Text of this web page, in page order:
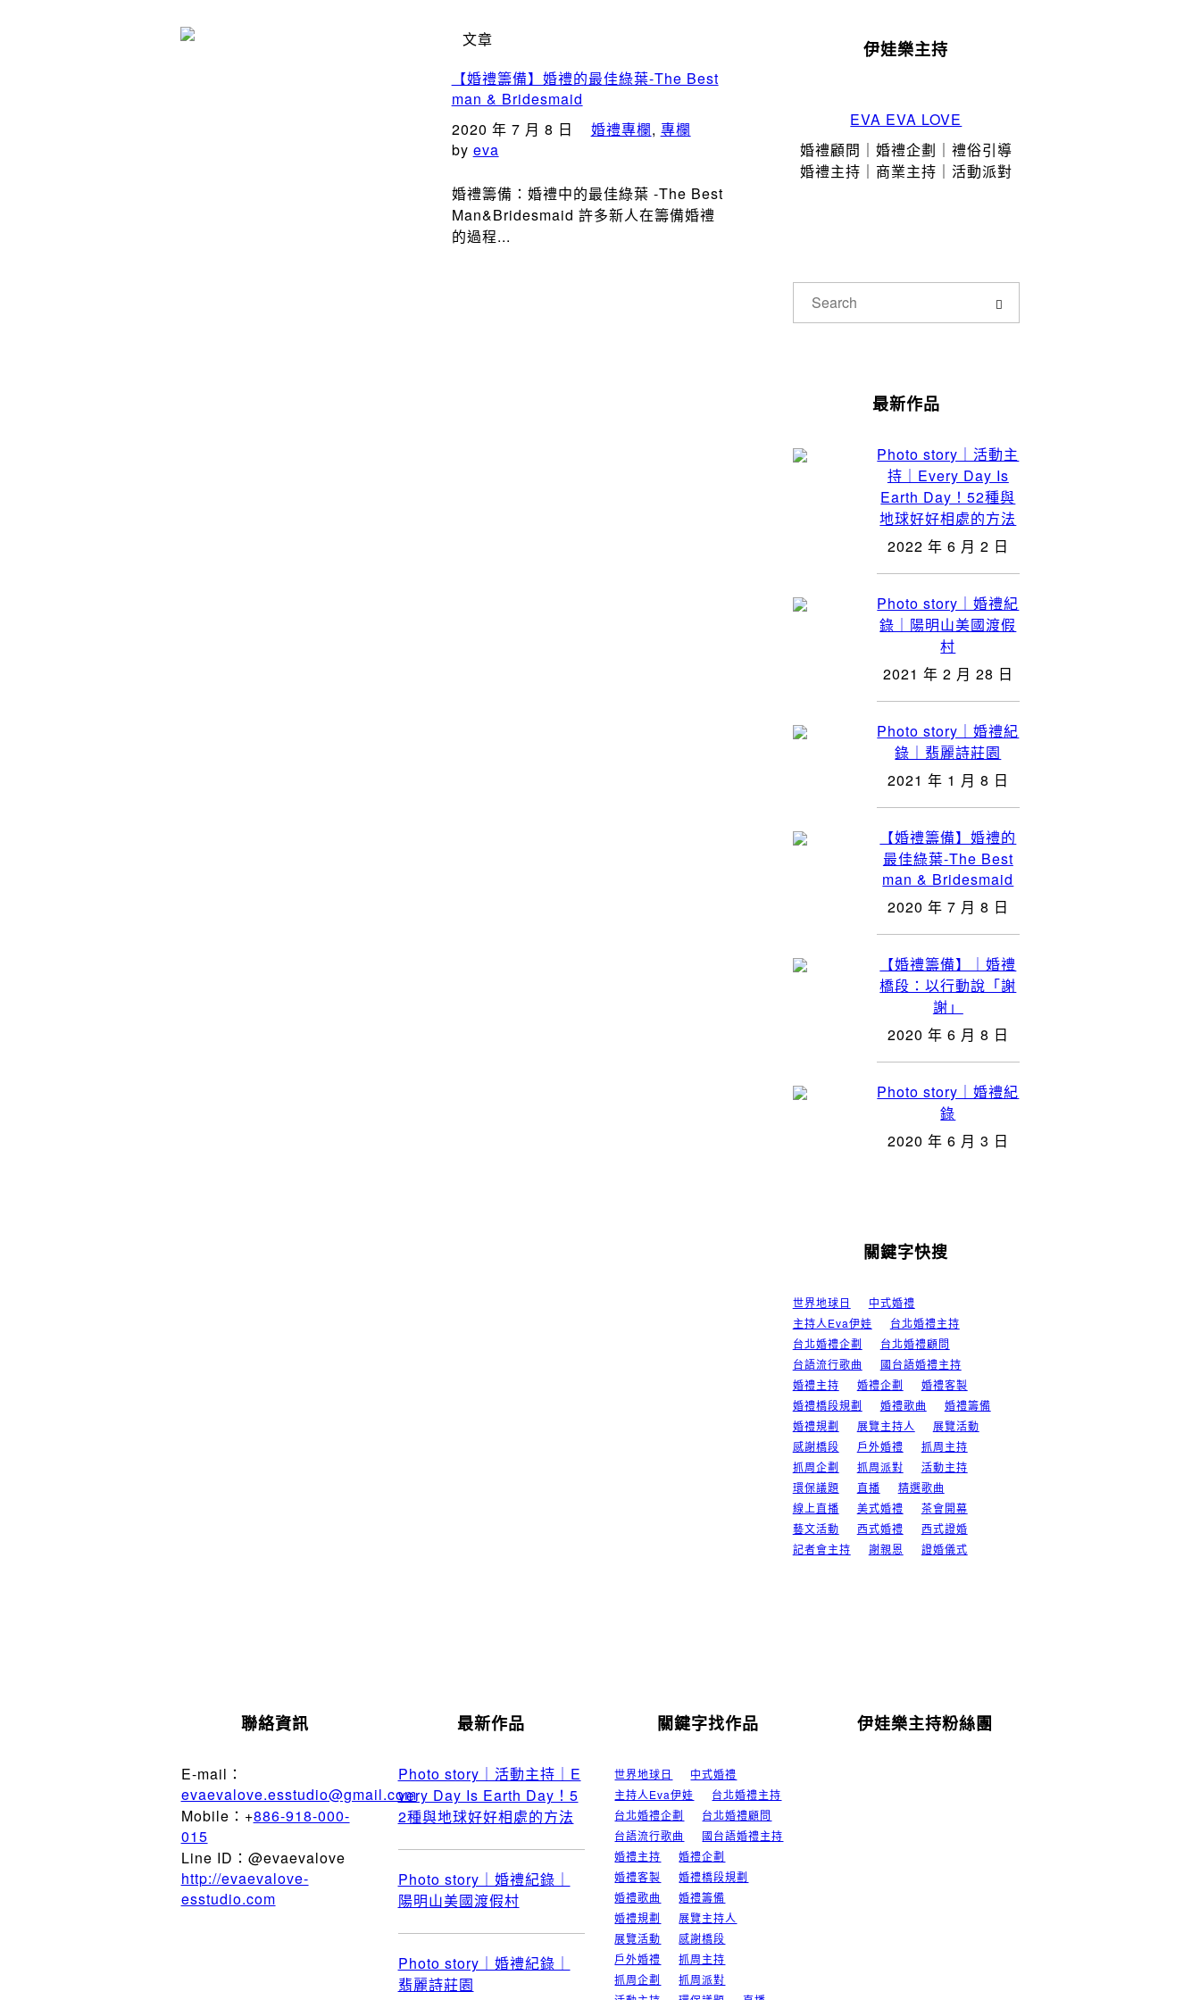
文章
【婚禮籌備】婚禮的最佳綠葉-The Best
man & Bridesmaid
2020 年 7 月 8 日
婚禮專欄, 專欄
by eva
婚禮籌備：婚禮中的最佳綠葉 -The Best
Man&Bridesmaid 許多新人在籌備婚禮
的過程...
伊娃樂主持
EVA EVA LOVE
婚禮顧問｜婚禮企劃｜禮俗引導
婚禮主持｜商業主持｜活動派對
最新作品
Photo story｜活動主
持｜Every Day Is
Earth Day！52種與
地球好好相處的方法
2022 年 6 月 2 日
Photo story｜婚禮紀
錄｜陽明山美國渡假
村
2021 年 2 月 28 日
Photo story｜婚禮紀
錄｜翡麗詩莊園
2021 年 1 月 8 日
【婚禮籌備】婚禮的
最佳綠葉-The Best
man & Bridesmaid
2020 年 7 月 8 日
【婚禮籌備】｜婚禮
橋段：以行動說「謝
謝」
2020 年 6 月 8 日
Photo story｜婚禮紀
錄
2020 年 6 月 3 日
關鍵字快搜
世界地球日
中式婚禮
主持人Eva伊娃
台北婚禮主持
台北婚禮企劃
台北婚禮顧問
台語流行歌曲
國台語婚禮主持
婚禮主持
婚禮企劃
婚禮客製
婚禮橋段規劃
婚禮歌曲
婚禮籌備
婚禮規劃
展覽主持人
展覽活動
感謝橋段
戶外婚禮
抓周主持
抓周企劃
抓周派對
活動主持
環保議題
直播
精選歌曲
線上直播
美式婚禮
茶會開幕
藝文活動
西式婚禮
西式證婚
記者會主持
謝親恩 證婚儀式
聯絡資訊
E-mail：
evaevalove.esstudio@gmail.com
Mobile：+886-918-000-
015
Line ID：@evaevalove
http://evaevalove-
esstudio.com
最新作品
Photo story｜活動主持｜E
very Day Is Earth Day！5
2種與地球好好相處的方法
Photo story｜婚禮紀錄｜
陽明山美國渡假村
Photo story｜婚禮紀錄｜
翡麗詩莊園
關鍵字找作品
世界地球日
中式婚禮
主持人Eva伊娃
台北婚禮主持
台北婚禮企劃
台北婚禮顧問
台語流行歌曲
國台語婚禮主持
婚禮主持
婚禮企劃
婚禮客製
婚禮橋段規劃
婚禮歌曲
婚禮籌備
婚禮規劃
展覽主持人
展覽活動
感謝橋段
戶外婚禮
抓周主持
抓周企劃
抓周派對
伊娃樂主持粉絲團